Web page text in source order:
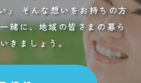
」 そんな想いをお持ちの方
緒に、地域の皆さまの暮ら
きましょう。